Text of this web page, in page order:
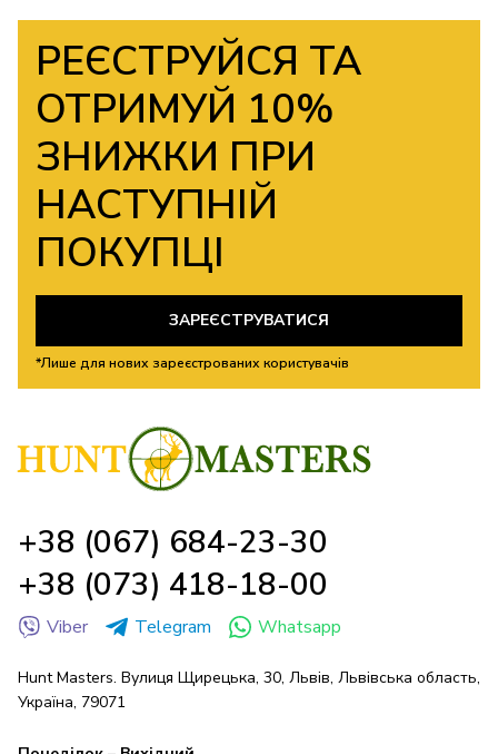
РЕЄСТРУЙСЯ ТА
ОТРИМУЙ 10%
ЗНИЖКИ ПРИ
НАСТУПНІЙ
ПОКУПЦІ
ЗАРЕЄСТРУВАТИСЯ
*Лише для нових зареєстрованих користувачів
+38 (067) 684-23-30
+38 (073) 418-18-00
Viber Telegram Whatsapp
Hunt Masters. Вулиця Щирецька, 30, Львів, Львівська область,
Україна, 79071